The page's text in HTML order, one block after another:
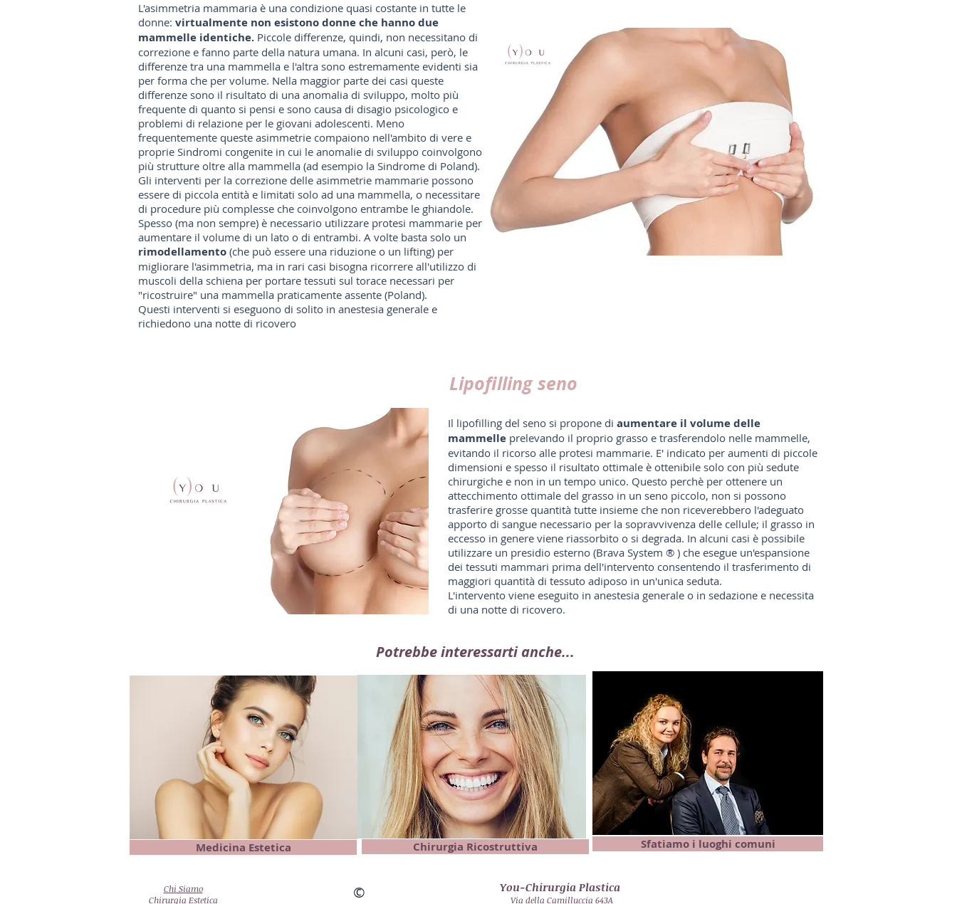
L'asimmetria mammaria è una condizione quasi costante in tutte le
donne: virtualmente non esistono donne che hanno due
mammelle identiche. Piccole differenze, quindi, non necessitano di
correzione e fanno parte della natura umana. In alcuni casi, però, le
differenze tra una mammella e l'altra sono estremamente evidenti sia
per forma che per volume. Nella maggior parte dei casi queste
differenze sono il risultato di una anomalia di sviluppo, molto più
frequente di quanto si pensi e sono causa di disagio psicologico e
problemi di relazione per le giovani adolescenti. Meno
frequentemente queste asimmetrie compaiono nell'ambito di vere e
proprie Sindromi congenite in cui le anomalie di sviluppo coinvolgono
più strutture oltre alla mammella (ad esempio la Sindrome di Poland).
Gli interventi per la correzione delle asimmetrie mammarie possono
essere di piccola entità e limitati solo ad una mammella, o necessitare
di procedure più complesse che coinvolgono entrambe le ghiandole.
Spesso (ma non sempre) è necessario utilizzare protesi mammarie per
aumentare il volume di un lato o di entrambi. A volte basta solo un
rimodellamento (che può essere una riduzione o un lifting) per
migliorare l'asimmetria, ma in rari casi bisogna ricorrere all'utilizzo di
muscoli della schiena per portare tessuti sul torace necessari per
"ricostruire" una mammella praticamente assente (Poland).
Questi interventi si eseguono di solito in anestesia generale e
richiedono una notte di ricovero
Lipofilling seno
Il lipofilling del seno si propone di aumentare il volume delle
mammelle prelevando il proprio grasso e trasferendolo nelle mammelle,
evitando il ricorso alle protesi mammarie. E' indicato per aumenti di piccole
dimensioni e spesso il risultato ottimale è ottenibile solo con più sedute
chirurgiche e non in un tempo unico. Questo perchè per ottenere un
attecchimento ottimale del grasso in un seno piccolo, non si possono
trasferire grosse quantità tutte insieme che non riceverebbero l'adeguato
apporto di sangue necessario per la sopravvivenza delle cellule; il grasso in
eccesso in genere viene riassorbito o si degrada. In alcuni casi è possibile
utilizzare un presidio esterno (Brava System ® ) che esegue un'espansione
dei tessuti mammari prima dell'intervento consentendo il trasferimento di
maggiori quantità di tessuto adiposo in un'unica seduta.
L'intervento viene eseguito in anestesia generale o in sedazione e necessita
di una notte di ricovero.
Potrebbe interessarti anche...
Medicina Estetica Chirurgia Ricostruttiva Sfatiamo i luoghi comuni
Chi Siamo
Chirurgia Estetica
You-Chirurgia Plastica
Via della Camilluccia 643A
©